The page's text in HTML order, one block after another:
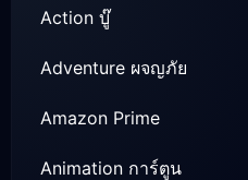
Action บู๊
Adventure ผจญภัย
Amazon Prime
Animation การ์ตูน